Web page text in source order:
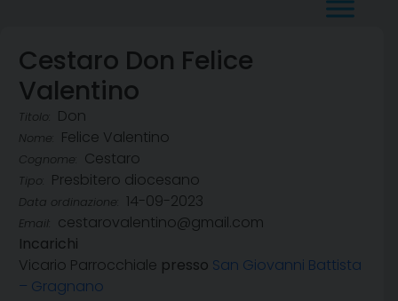
Cestaro Don Felice
Valentino
Titolo: Don
Nome: Felice Valentino
Cognome: Cestaro
Tipo: Presbitero diocesano
Data ordinazione: 14-09-2023
Email:
cestarovalentino@gmail.com
Incarichi
Vicario Parrocchiale presso San Giovanni Battista
– Gragnano